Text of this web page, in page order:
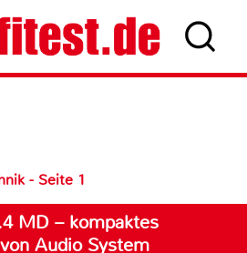
- Seite 1
MD – kompaktes
Audio System